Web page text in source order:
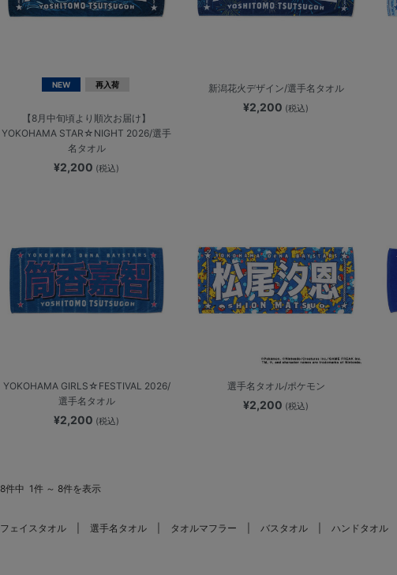
NEW 再入荷
【8月中旬頃より順次お届け】
YOKOHAMA STAR☆NIGHT 2026/選手
名タオル
¥2,200 (税込)
新潟花火デザイン/選手名タオル
¥2,200 (税込)
YOKOHAMA GIRLS☆FESTIVAL 2026/
選手名タオル
¥2,200 (税込)
選手名タオル/ポケモン
¥2,200 (税込)
8件中 1件 ～ 8件を表示
フェイスタオル 選手名タオル タオルマフラー バスタオル ハンドタオル